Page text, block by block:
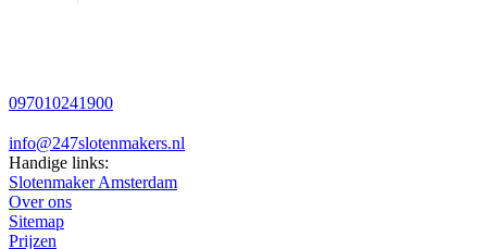
097010241900
info@247slotenmakers.nl
Handige links:
Slotenmaker Amsterdam
Over ons
Sitemap
Prijzen